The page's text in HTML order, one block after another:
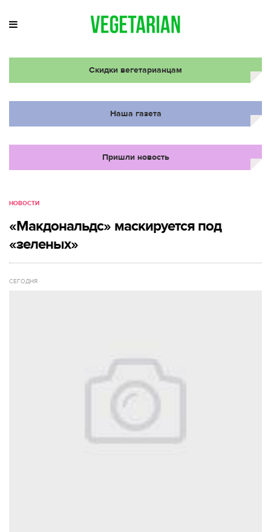
Скидки вегетарианцам
Наша газета
Пришли новость
НОВОСТИ
«Макдональдс» маскируется под
«зеленых»
СЕГОДНЯ